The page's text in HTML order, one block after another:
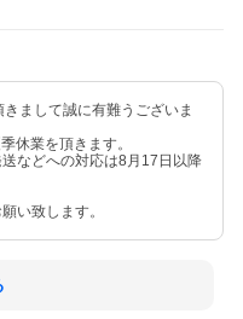
まして誠に有難うございま
休業を頂きます。
などへの対応は8月17日以降
い致します。